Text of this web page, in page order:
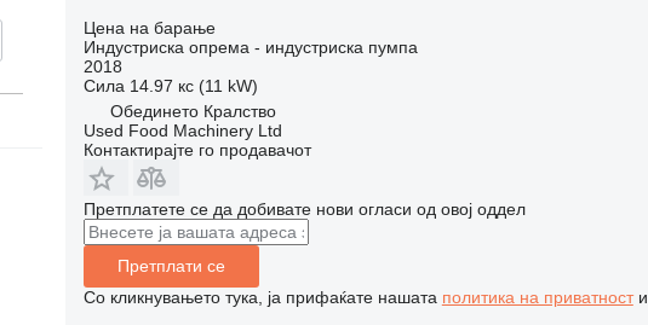
Цена на барање
Индустриска опрема - индустриска пумпа
2018
Сила 14.97 кс (11 kW)
Обединето Кралство
Used Food Machinery Ltd
Контактирајте го продавачот
Претплатете се да добивате нови огласи од овој оддел
Претплати се
Со кликнувањето тука, ја прифаќате нашата политика на приватности